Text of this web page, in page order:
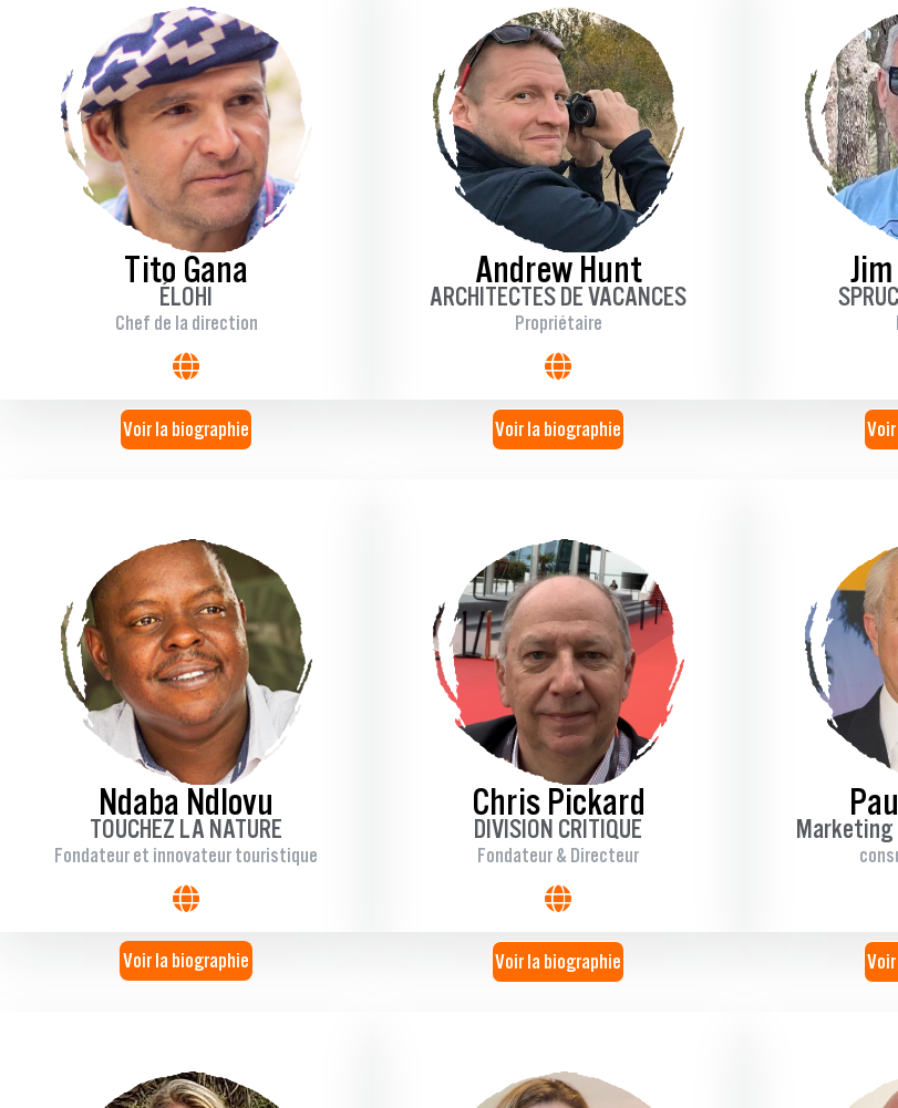
Tito Gana
ÉLOHI
Chef de la direction
Voir la biographie
Andrew Hunt
ARCHITECTES DE VACANCES
Propriétaire
Voir la biographie
Ndaba Ndlovu
TOUCHEZ LA NATURE
Fondateur et innovateur touristique
Voir la biographie
Chris Pickard
DIVISION CRITIQUE
Fondateur & Directeur
Voir la biographie